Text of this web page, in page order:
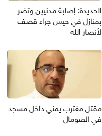
الحديدة: إصابة مدنيين وتضر
بمنازل في حيس جراء قصف
لأنصار الله
مقتل مغترب يمني داخل مسجد
في الصومال